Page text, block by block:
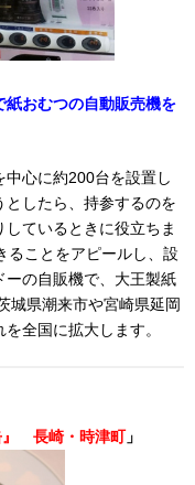
紙おむつの自動販売機を
中心に約200台を設置し
としたら、持参するのを
ているときに役立ちま
ることをアピールし、設
の自販機で、大王製紙
城県潮来市や宮崎県延岡
全国に拡大します。
』 長崎・時津町」